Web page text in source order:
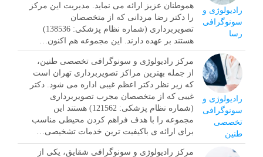
رادیولوژی و
سونوگرافی
رسا
هموطنان عزیز ارائه می نماید. مدیریت این مرکز
را دکتر رضا مردانی که از متخصصان
تصویربرداری (شماره نظام پزشکی: 138536)
هستند بر عهده دارند. این مجموعه هم اکنون…
رادیولوژی و
سونوگرافی
تخصصی
طنین
مرکز رادیولوژی و سونوگرافی تخصصی طنین،
از جمله بهترین مراکز تصویربرداری تهران است
که زیر نظر دکتر اعظم غیبی اداره می شود. دکتر
غیبی که از متخصصان مجرب تصویربرداری
(شماره نظام پزشکی: 121562) هستند این
مجموعه را با هدف فراهم کردن محیطی مناسب
برای ارائه ی باکیفیت ترین خدمات تشخیصی…
مرکز رادیولوژی و سونوگرافی شقایق، یکی از